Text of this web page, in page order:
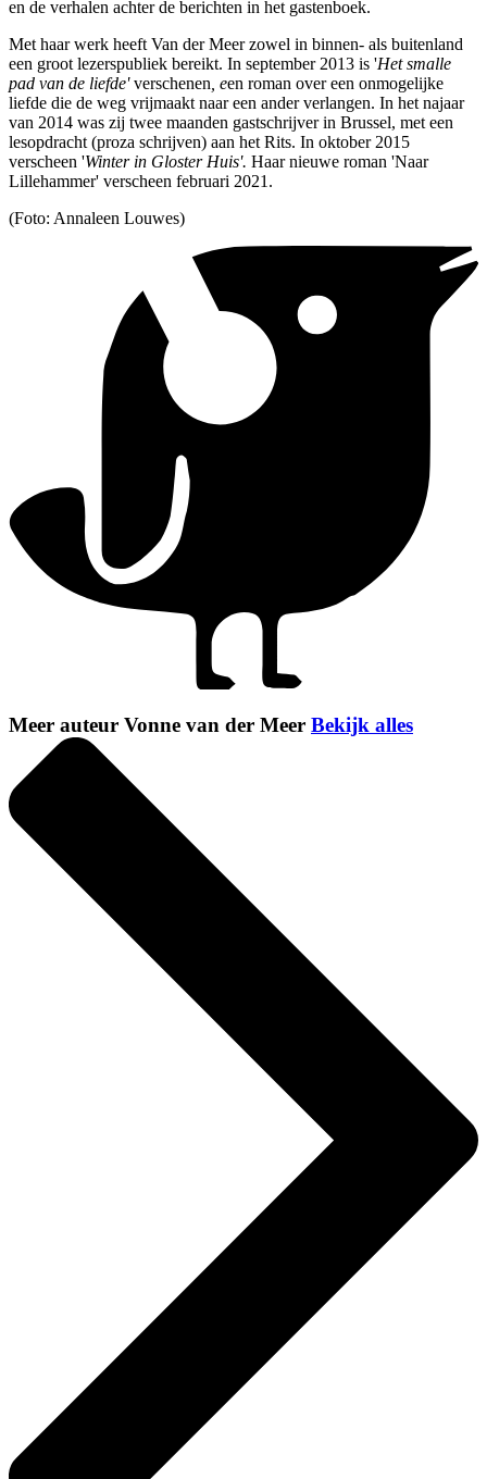
en de verhalen achter de berichten in het gastenboek.
Met haar werk heeft Van der Meer zowel in binnen- als buitenland
een groot lezerspubliek bereikt. In september 2013 is 'Het smalle
pad van de liefde'verschenen , een roman over een onmogelijke
liefde die de weg vrijmaakt naar een ander verlangen. In het najaar
van 2014 was zij twee maanden gastschrijver in Brussel, met een
lesopdracht (proza schrijven) aan het Rits. In oktober 2015
verscheen 'Winter in Gloster Huis'. Haar nieuwe roman 'Naar
Lillehammer' verscheen februari 2021.
(Foto: Annaleen Louwes)
Meer auteur Vonne van der Meer Bekijk alles